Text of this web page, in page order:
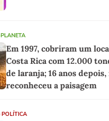
PLANETA
Em 1997, cobriram um
Costa Rica com 12.000
de laranja; 16 anos
reconheceu a paisagem
POLÍTICA